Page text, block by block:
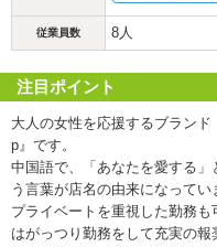
従業員数 8人
注目ポイント
大人の女性を応援するブラン
p』です。
中国語で、「あなたを愛する
う言葉が店名の由来になってい
プライベートを重視した勤務
はがっつり勤務をして充実の報